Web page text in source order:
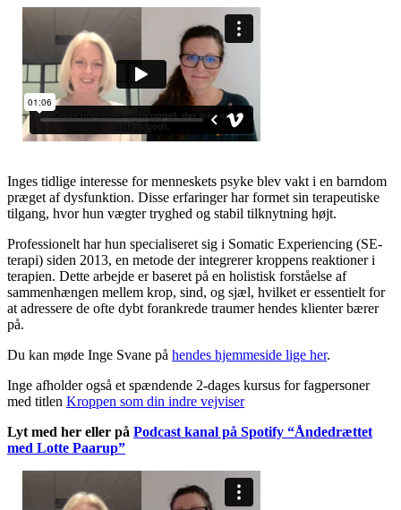
Inges tidlige interesse for menneskets psyke blev vakt i en barndom
præget af dysfunktion. Disse erfaringer har formet sin terapeutiske
tilgang, hvor hun vægter tryghed og stabil tilknytning højt.
Professionelt har hun specialiseret sig i Somatic Experiencing (SE-
terapi) siden 2013, en metode der integrerer kroppens reaktioner i
terapien. Dette arbejde er baseret på en holistisk forståelse af
sammenhængen mellem krop, sind, og sjæl, hvilket er essentielt for
at adressere de ofte dybt forankrede traumer hendes klienter bærer
på.
Du kan møde Inge Svane på hendes hjemmeside lige her.
Inge afholder også et spændende 2-dages kursus for fagpersoner
med titlen Kroppen som din indre vejviser
Lyt med her eller på Podcast kanal på Spotify “Åndedrættet
med Lotte Paarup”